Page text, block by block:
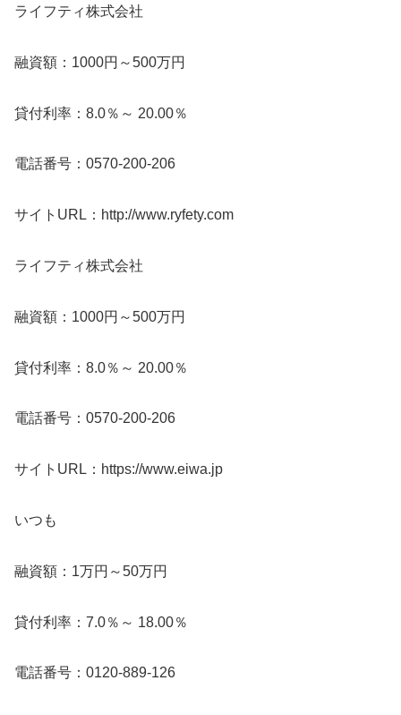
ライフティ株式会社
融資額：1000円～500万円
貸付利率：8.0％～ 20.00％
電話番号：0570-200-206
サイトURL：http://www.ryfety.com
ライフティ株式会社
融資額：1000円～500万円
貸付利率：8.0％～ 20.00％
電話番号：0570-200-206
サイトURL：https://www.eiwa.jp
いつも
融資額：1万円～50万円
貸付利率：7.0％～ 18.00％
電話番号：0120-889-126